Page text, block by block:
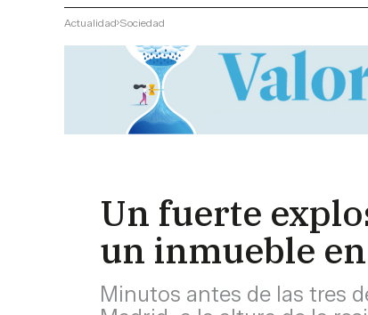
Actualidad Sociedad
Un fuerte
un inmueble
Minutos antes de las tres